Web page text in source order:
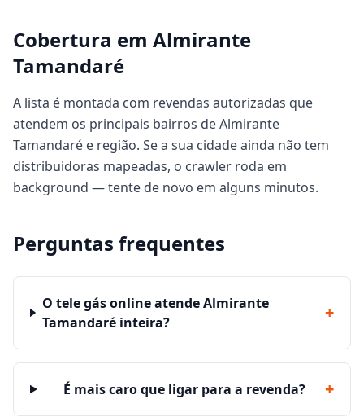
Cobertura em Almirante
Tamandaré
A lista é montada com revendas autorizadas que
atendem os principais bairros de Almirante
Tamandaré e região. Se a sua cidade ainda não tem
distribuidoras mapeadas, o crawler roda em
background — tente de novo em alguns minutos.
Perguntas frequentes
O tele gás online atende Almirante
Tamandaré inteira?
+
É mais caro que ligar para a revenda? +